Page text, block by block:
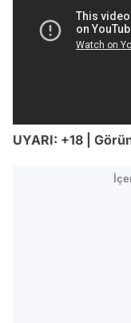
UYARI: +18 |